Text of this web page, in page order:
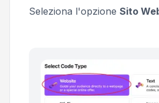
Seleziona l'opzione Sito